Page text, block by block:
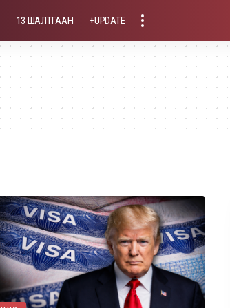
13 ШАЛТГААН +UPDATE